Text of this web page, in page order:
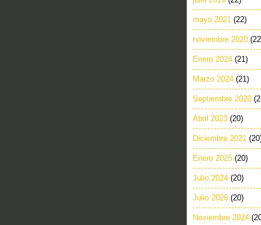
mayo 2021 (22)
noviembre 2020
Enero 2024 (21)
Marzo 2024 (21)
Septiembre 2020
Abril 2023 (20)
Diciembre 2021
Enero 2025 (20)
Julio 2024 (20)
Julio 2026 (20)
Noviembre 2024